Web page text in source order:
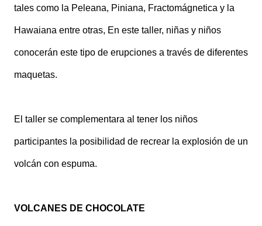
tales como la Peleana, Piniana, Fractomágnetica y la
Hawaiana entre otras, En este taller, niñas y niños
conocerán este tipo de erupciones a través de diferentes
maquetas.
El taller se complementara al tener los niños
participantes la posibilidad de recrear la explosión de un
volcán con espuma.
VOLCANES DE CHOCOLATE